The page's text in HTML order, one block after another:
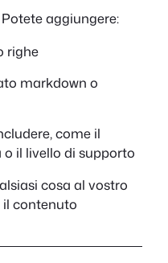
aggiungere:
righe
markdown o
come il
il livello di supporto
cosa al vostro
contenuto